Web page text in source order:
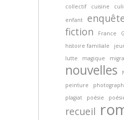
collectif
cuisine
enfant
fiction France
histoire familiale
lutte
magique
nouvelles
peinture
plagiat
poésie
recueil